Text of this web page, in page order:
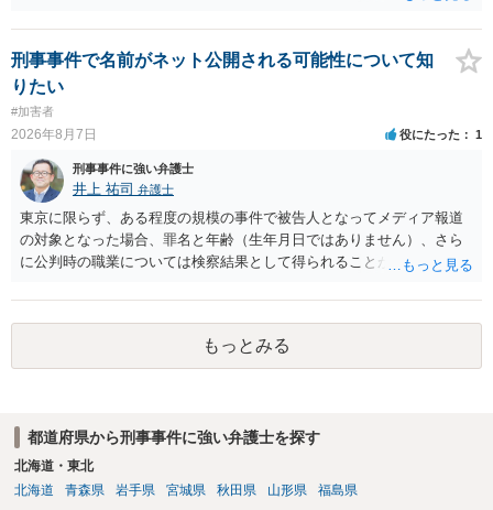
刑事事件で名前がネット公開される可能性について知
りたい
#加害者
2026年8月7日 役にたった 1
刑事事件に強い弁護士
井上 祐司 弁護士
東京に限らず、ある程度の規模の事件で被告人となってメディア報道
の対象となった場合、罪名と年齢（生年月日ではありません）、さら
に公判時の職業については検察結果として得られることが通常です。
もっとみる
都道府県から刑事事件に強い弁護士を探す
北海道・東北
北海道
青森県 岩手県 宮城県 秋田県 山形県 福島県